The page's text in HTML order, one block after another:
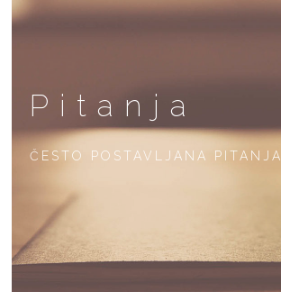
Pitanja
ČESTO POSTAVLJANA PITANJA